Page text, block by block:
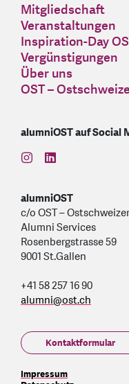
Mitgliedschaft
Veranstaltungen
Inspiration-Day
Vergünstigungen
Über uns
OST –
alumniOST auf Social
find us on:
find us on:
alumniOST
c/o OST –
Alumni Services
Rosenbergstrasse 59
9001 St.Gallen
+41 58 257 16 90
alumni@ost.ch
Kontaktformular
Impressum